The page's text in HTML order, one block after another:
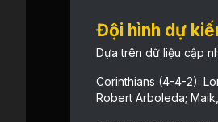
Đội hình dự
Dựa trên dữ liệu cập
Corinthians (4-4-2):
Robert Arboleda;